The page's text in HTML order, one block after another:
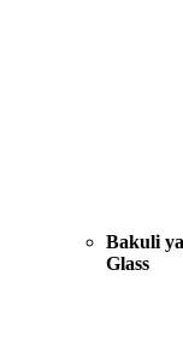
Bakuli
Glass